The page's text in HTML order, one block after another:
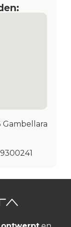
Gambellara